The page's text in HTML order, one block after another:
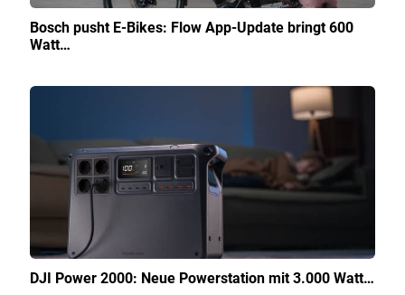
Bosch pusht E-Bikes: Flow App-Update bringt 600
Watt…
DJI Power 2000: Neue Powerstation mit 3.000 Watt…